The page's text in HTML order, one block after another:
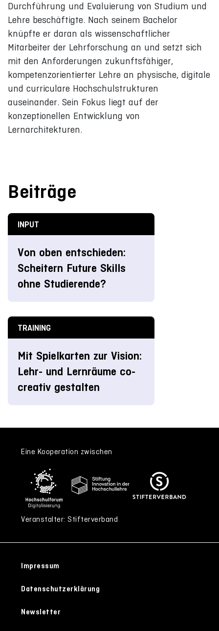
Durchführung und Evaluierung von Studium und
Lehre beschäftigte. Nach seinem Bachelor
knüpfte er daran als wissenschaftlicher
Mitarbeiter der Lehrforschung an und setzt sich
mit den Anforderungen zukunftsfähiger,
kompetenzorientierter Lehre an physische, digitale
und curriculare Hochschulstrukturen
auseinander. Sein Fokus liegt auf der
konzeptionellen Entwicklung von
Lernarchitekturen.
Beiträge
INPUT
Von oben entschieden:
Scheitern Future Skills
ohne Studierende?
TRAINING
Mit Spielkarten zur Vision:
Lehr- und Lernräume co-
creativ gestalten
Eine Kooperation zwischen
Veranstalter: Stifterverband
Impressum
Datenschutzerklärung
Newsletter